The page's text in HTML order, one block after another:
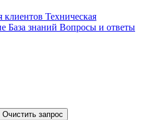
клиентов Техническая
База знаний Вопросы и ответы
Очистить запрос